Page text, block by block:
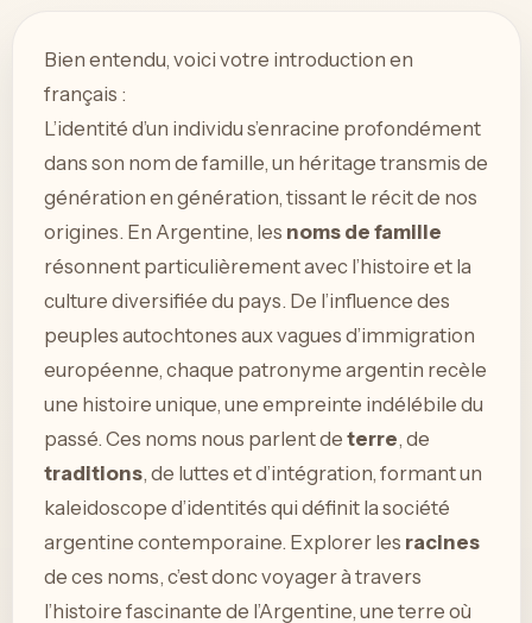
Bien entendu, voici votre introduction en
français :
L’identité d’un individu s’enracine profondément
dans son nom de famille, un héritage transmis de
génération en génération, tissant le récit de nos
origines. En Argentine, les noms de famille
résonnent particulièrement avec l’histoire et la
culture diversifiée du pays. De l’influence des
peuples autochtones aux vagues d’immigration
européenne, chaque patronyme argentin recèle
une histoire unique, une empreinte indélébile du
passé. Ces noms nous parlent de terre, de
traditions, de luttes et d’intégration, formant un
kaleidoscope d’identités qui définit la société
argentine contemporaine. Explorer les racines
de ces noms, c’est donc voyager à travers
l’histoire fascinante de l’Argentine, une terre où